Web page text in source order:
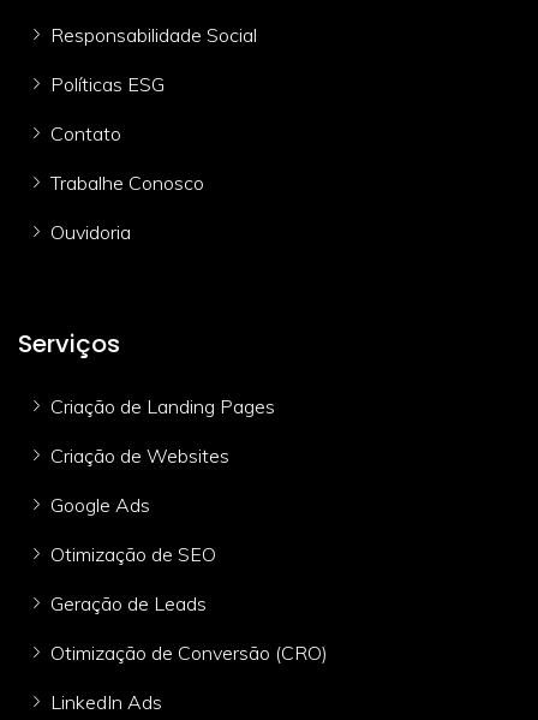
Responsabilidade Social
Políticas ESG
Contato
Trabalhe Conosco
Ouvidoria
Serviços
Criação de Landing Pages
Criação de Websites
Google Ads
Otimização de SEO
Geração de Leads
Otimização de Conversão (CRO)
LinkedIn Ads